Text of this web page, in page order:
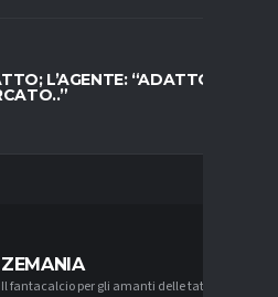
L’AGENTE: “ADATTO AL
ZEMANIA
Il fantacalcio per gli amanti delle tattiche